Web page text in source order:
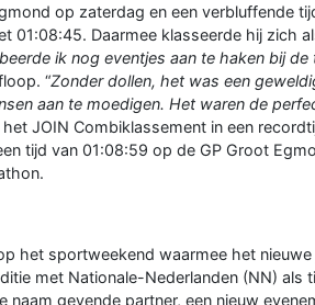
op zaterdag en een verbluffende
01:08:45. Daarmee klasseerde hij zich
ik nog eventjes aan te haken bij de
“Zonder dollen, het was een
aan te moedigen. Het waren de
het JOIN Combiklassement in een
tijd van 01:08:59 op de GP Groot
het sportweekend waarmee het nieuwe
met Nationale-Nederlanden (NN) als
gevende partner, een nieuw